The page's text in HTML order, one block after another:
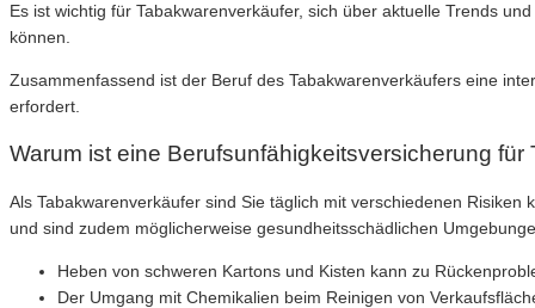
Es ist wichtig für Tabakwarenverkäufer, sich über aktuelle Trends
können.
Zusammenfassend ist der Beruf des Tabakwarenverkäufers eine
erfordert.
Warum ist eine Berufsunfähigkeitsversicherung
Als Tabakwarenverkäufer sind Sie täglich mit verschiedenen
und sind zudem möglicherweise gesundheitsschädlichen
Heben von schweren Kartons und Kisten kann zu
Der Umgang mit Chemikalien beim Reinigen von